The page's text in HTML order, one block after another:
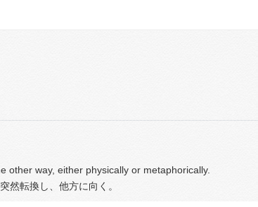
other way, either physically or metaphorically.
然転換し、他方に向く。